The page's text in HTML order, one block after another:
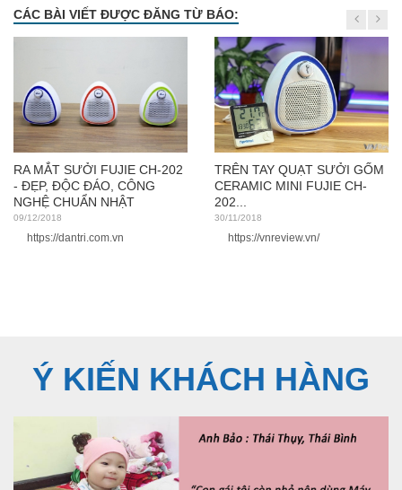
CÁC BÀI VIẾT ĐƯỢC ĐĂNG TỪ BÁO:
RA MẮT SƯỞI FUJIE CH-202
- ĐẸP, ĐỘC ĐÁO, CÔNG
NGHỆ CHUẨN NHẬT
09/12/2018
https://dantri.com.vn
TRÊN TAY QUẠT SƯỞI GỐM
CERAMIC MINI FUJIE CH-
202...
30/11/2018
https://vnreview.vn/
Ý KIẾN KHÁCH HÀNG